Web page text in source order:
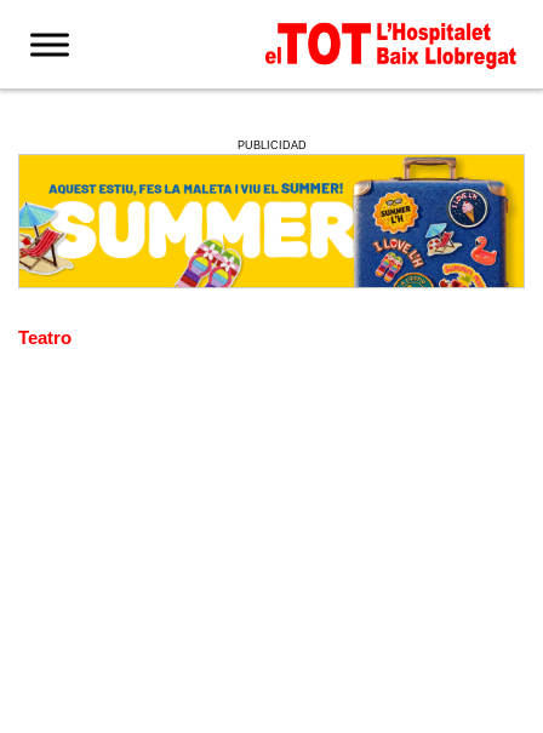
PUBLICIDAD
Teatro